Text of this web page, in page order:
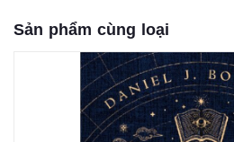
Sản phẩm cùng loại